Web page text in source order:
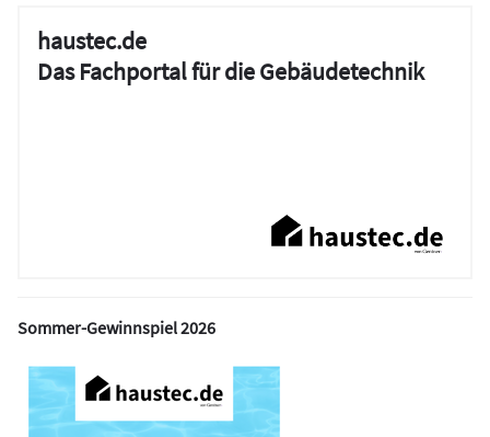
haustec.de
Das Fachportal für die Gebäudetechnik
Sommer-Gewinnspiel 2026